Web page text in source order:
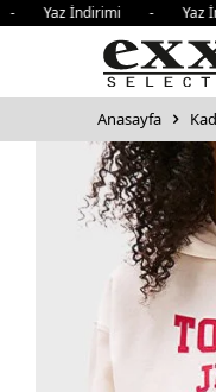
İndirimi - Yaz
Anasayfa